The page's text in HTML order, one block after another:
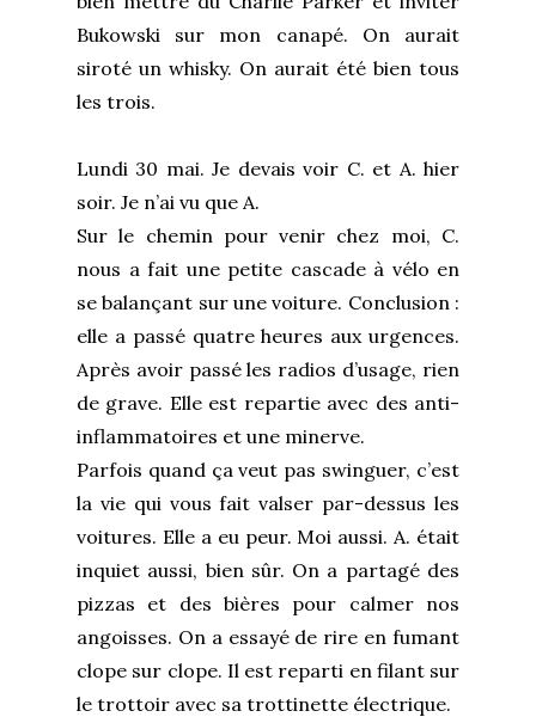
Bukowski sur mon canapé. On aurait
siroté un whisky. On aurait été bien tous
les trois.
Lundi 30 mai. Je devais voir C. et A. hier
soir. Je n’ai vu que A.
Sur le chemin pour venir chez moi, C.
nous a fait une petite cascade à vélo en
se balançant sur une voiture. Conclusion :
elle a passé quatre heures aux urgences.
Après avoir passé les radios d’usage, rien
de grave. Elle est repartie avec des anti-
inflammatoires et une minerve.
Parfois quand ça veut pas swinguer, c’est
la vie qui vous fait valser par-dessus les
voitures. Elle a eu peur. Moi aussi. A. était
inquiet aussi, bien sûr. On a partagé des
pizzas et des bières pour calmer nos
angoisses. On a essayé de rire en fumant
clope sur clope. Il est reparti en filant sur
le trottoir avec sa trottinette électrique.